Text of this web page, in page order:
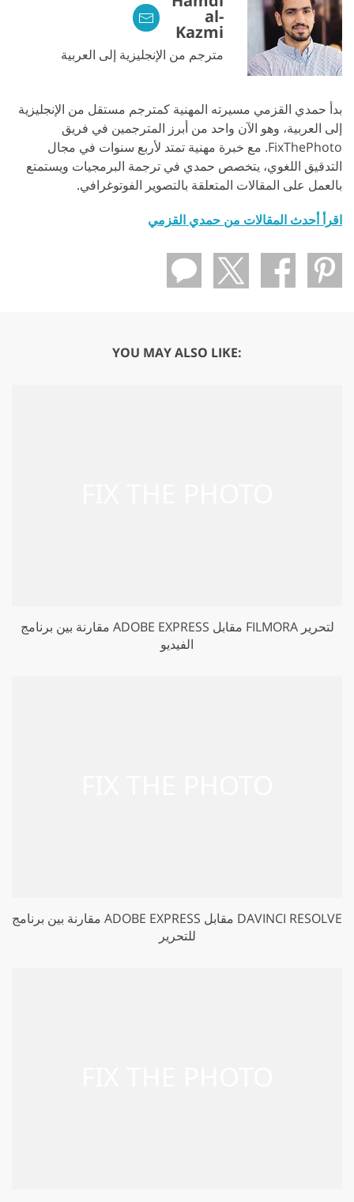
al-
Kazmi
مترجم من الإنجليزية إلى العربية
بدأ حمدي القزمي مسيرته المهنية كمترجم مستقل من الإنجليزية
إلى العربية، وهو الآن واحد من أبرز المترجمين في فريق
FixThePhoto. مع خبرة مهنية تمتد لأربع سنوات في مجال
التدقيق اللغوي، يتخصص حمدي في ترجمة البرمجيات ويستمتع
بالعمل على المقالات المتعلقة بالتصوير الفوتوغرافي.
اقرأ أحدث المقالات من حمدي القزمي
YOU MAY ALSO LIKE:
مقارنة بين برنامج ADOBE EXPRESS مقابل FILMORA لتحرير
الفيديو
مقارنة بين برنامج ADOBE EXPRESS مقابل DAVINCI RESOLVE
للتحرير